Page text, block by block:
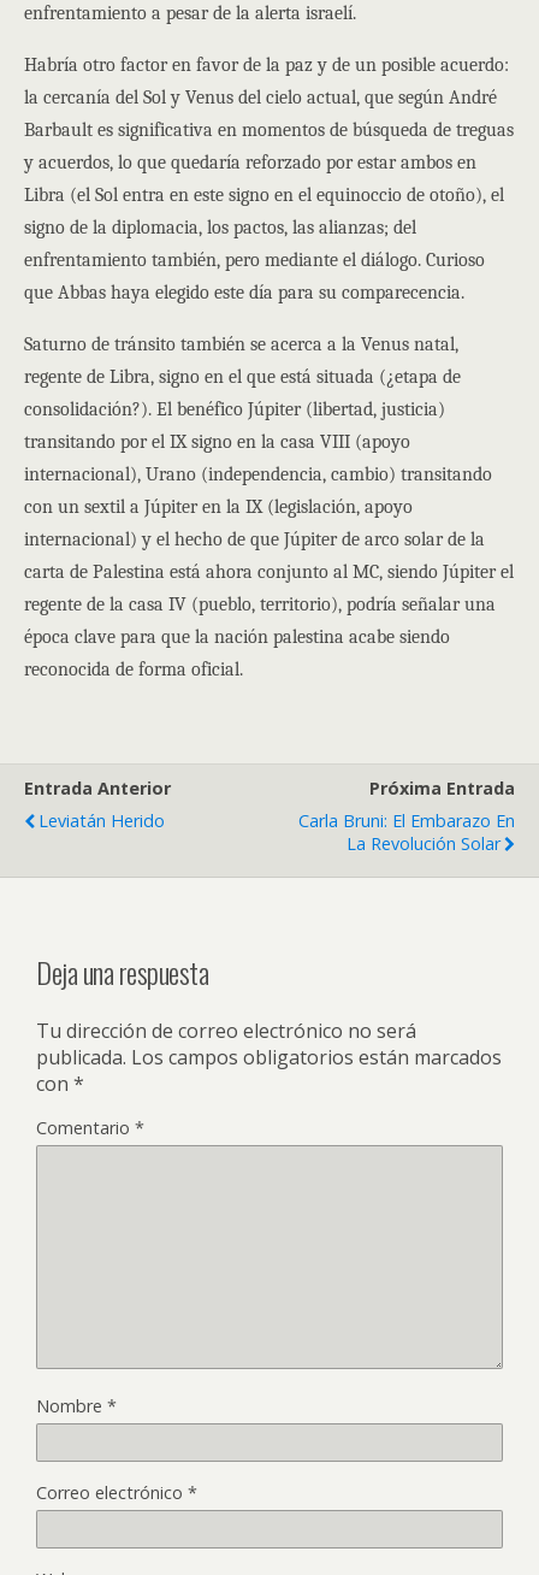
enfrentamiento a pesar de la alerta israelí.
Habría otro factor en favor de la paz y de un posible acuerdo:
la cercanía del Sol y Venus del cielo actual, que según André
Barbault es significativa en momentos de búsqueda de treguas
y acuerdos, lo que quedaría reforzado por estar ambos en
Libra (el Sol entra en este signo en el equinoccio de otoño), el
signo de la diplomacia, los pactos, las alianzas; del
enfrentamiento también, pero mediante el diálogo. Curioso
que Abbas haya elegido este día para su comparecencia.
Saturno de tránsito también se acerca a la Venus natal,
regente de Libra, signo en el que está situada (¿etapa de
consolidación?). El benéfico Júpiter (libertad, justicia)
transitando por el IX signo en la casa VIII (apoyo
internacional), Urano (independencia, cambio) transitando
con un sextil a Júpiter en la IX (legislación, apoyo
internacional) y el hecho de que Júpiter de arco solar de la
carta de Palestina está ahora conjunto al MC, siendo Júpiter el
regente de la casa IV (pueblo, territorio), podría señalar una
época clave para que la nación palestina acabe siendo
reconocida de forma oficial.
Entrada Anterior
Leviatán Herido
Próxima Entrada
Carla Bruni: El Embarazo En
La Revolución Solar
Deja una respuesta
Tu dirección de correo electrónico no será
publicada. Los campos obligatorios están marcados
con *
Comentario *
Nombre *
Correo electrónico *